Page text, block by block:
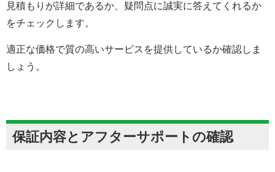
見積もりが詳細であるか、疑問点に誠実に答えてくれるか
をチェックします。
適正な価格で質の高いサービスを提供しているか確認しま
しょう。
保証内容とアフターサポートの確認